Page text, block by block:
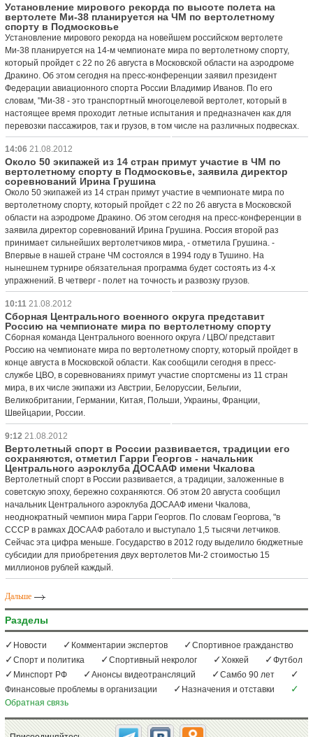
Установление мирового рекорда по высоте полета на
вертолете Ми-38 планируется на ЧМ по вертолетному
спорту в Подмосковье
Установление мирового рекорда на новейшем российском вертолете
Ми-38 планируется на 14-м чемпионате мира по вертолетному спорту,
который пройдет с 22 по 26 августа в Московской области на аэродроме
Дракино. Об этом сегодня на пресс-конференции заявил президент
Федерации авиационного спорта России Владимир Иванов. По его
словам, "Ми-38 - это транспортный многоцелевой вертолет, который в
настоящее время проходит летные испытания и предназначен как для
перевозки пассажиров, так и грузов, в том числе на различных подвесках.
14:06 21.08.2012
Около 50 экипажей из 14 стран примут участие в ЧМ по
вертолетному спорту в Подмосковье, заявила директор
соревнований Ирина Грушина
Около 50 экипажей из 14 стран примут участие в чемпионате мира по
вертолетному спорту, который пройдет с 22 по 26 августа в Московской
области на аэродроме Дракино. Об этом сегодня на пресс-конференции в
заявила директор соревнований Ирина Грушина. Россия второй раз
принимает сильнейших вертолетчиков мира, - отметила Грушина. -
Впервые в нашей стране ЧМ состоялся в 1994 году в Тушино. На
нынешнем турнире обязательная программа будет состоять из 4-х
упражнений. В четверг - полет на точность и развозку грузов.
10:11 21.08.2012
Сборная Центрального военного округа представит
Россию на чемпионате мира по вертолетному спорту
Сборная команда Центрального военного округа / ЦВО/ представит
Россию на чемпионате мира по вертолетному спорту, который пройдет в
конце августа в Московской области. Как сообщили сегодня в пресс-
службе ЦВО, в соревнованиях примут участие спортсмены из 11 стран
мира, в их числе экипажи из Австрии, Белоруссии, Бельгии,
Великобритании, Германии, Китая, Польши, Украины, Франции,
Швейцарии, России.
9:12 21.08.2012
Вертолетный спорт в России развивается, традиции его
сохраняются, отметил Гарри Георгов - начальник
Центрального аэроклуба ДОСААФ имени Чкалова
Вертолетный спорт в России развивается, а традиции, заложенные в
советскую эпоху, бережно сохраняются. Об этом 20 августа сообщил
начальник Центрального аэроклуба ДОСААФ имени Чкалова,
неоднократный чемпион мира Гарри Георгов. По словам Георгова, "в
СССР в рамках ДОСААФ работало и выступало 1,5 тысячи летчиков.
Сейчас эта цифра меньше. Государство в 2012 году выделило бюджетные
субсидии для приобретения двух вертолетов Ми-2 стоимостью 15
миллионов рублей каждый.
Дальше
Разделы
Новости Комментарии экспертов
Спортивное гражданство
Спорт и политика
Спортивный некролог Хоккей
Футбол
Минспорт РФ
Анонсы видеотрансляций
Самбо 90 лет
Финансовые проблемы в организации
Назначения и отставки
Обратная связь